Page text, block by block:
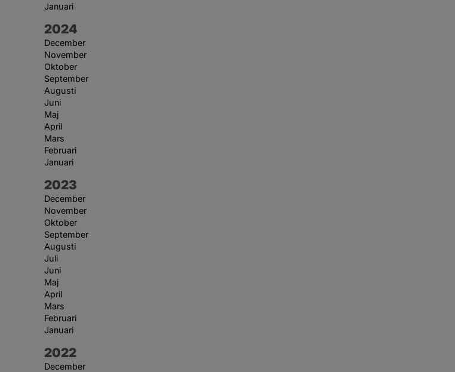
Januari
År:
2024
December
November
Oktober
September
Augusti
Juni
Maj
April
Mars
Februari
Januari
År:
2023
December
November
Oktober
September
Augusti
Juli
Juni
Maj
April
Mars
Februari
Januari
År:
2022
December